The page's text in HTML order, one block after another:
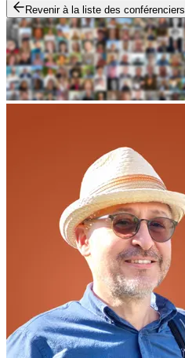
Revenir à la liste des conférenciers